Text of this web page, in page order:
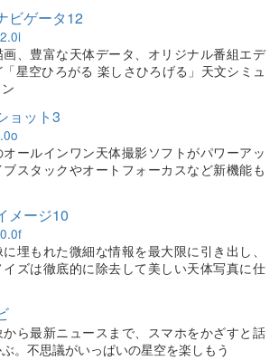
ビゲータ12
画、豊富な天体データ、オリジナル番組エデ
「星空ひろがる 楽しさひろげる」天文シミュ
ョット3
ールインワン天体撮影ソフトがパワーアッ
ブスタックやオートフォーカスなど新機能も
メージ10
埋もれた微細な情報を最大限に引き出し、
ズは徹底的に除去して美しい天体写真に仕
から最新ニュースまで、スマホをかざすと話
。不思議がいっぱいの星空を楽しもう